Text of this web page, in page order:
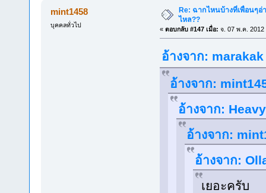
mint1458
บุคคลทั่วไป
Re: ฉากไหนบ้างที่เพื่อนๆ
ไหล??
« ตอบกลับ #147 เมื่อ: จ. 07 พ.ค. 2012
อ้างจาก:
อ้างจาก:
อ้างจาก:
อ้างจาก:
อ้างจาก:
เยอะครับ